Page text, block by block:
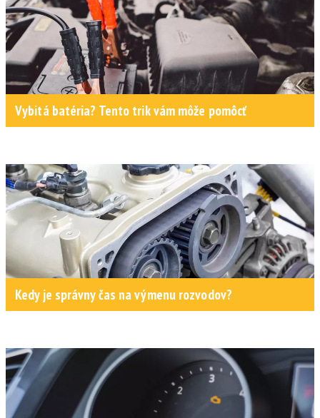
Vybitá batéria? Tento trik vám môže pomôcť
Kedy je správny čas na výmenu rozvodov?